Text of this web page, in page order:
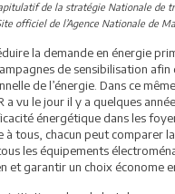
de la stratégie Nationale de
officiel de l’Agence Nationale de
la demande en énergie
de sensibilisation afin
de l’énergie. Dans ce
a vu le jour il y a quelques
énergétique dans les
à tous, chacun peut comparer
les équipements
et garantir un choix économe